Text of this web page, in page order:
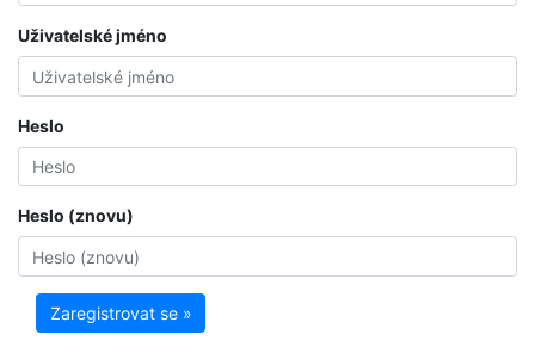
Uživatelské jméno
Heslo
Heslo (znovu)
Zaregistrovat se »